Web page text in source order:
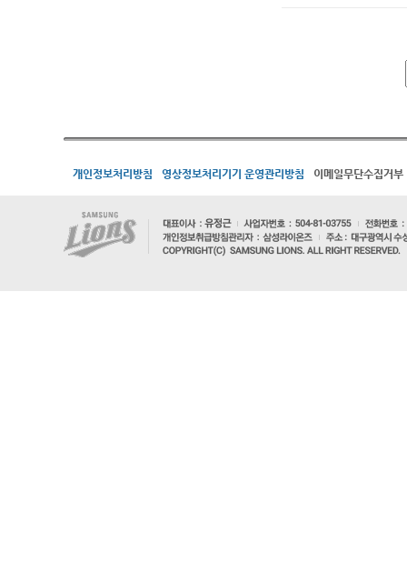
개인정보처리방침 영상정보처리기기 운영관리방침 이메일무단수집거부